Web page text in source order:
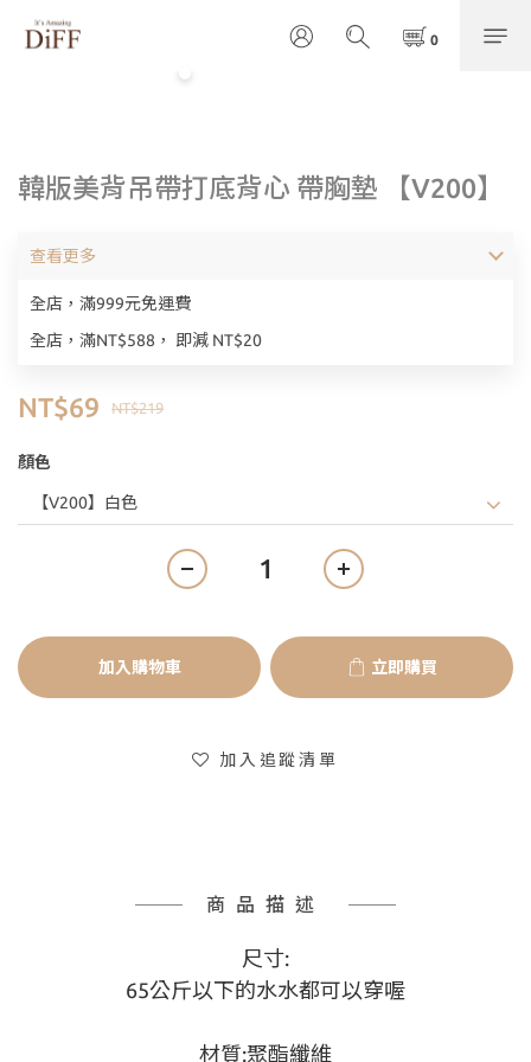
韓版美背吊帶打底背心 帶胸墊 【V200】
全店，滿999元免運費
全店，滿NT$588， 即減 NT$20
查看更多
NT$219
NT$69
顏色
加入購物車 立即購買
加入追蹤清單
商品描述
尺寸:
65公斤以下的水水都可以穿喔
材質:聚酯纖維